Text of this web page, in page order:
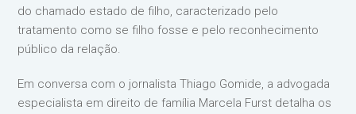
do chamado estado de filho, caracterizado pelo
tratamento como se filho fosse e pelo reconhecimento
público da relação.
Em conversa com o jornalista Thiago Gomide, a advogada
especialista em direito de família Marcela Furst detalha os